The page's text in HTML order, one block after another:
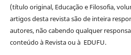
(título original, Educação e Filosofia,
artigos desta revista são de inteira
autores, não cabendo qualquer
conteúdo à Revista ou à EDUFU.